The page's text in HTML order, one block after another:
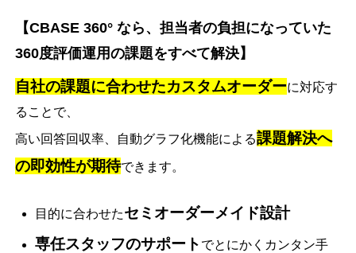
【CBASE 360° なら、担当者の負担になっていた
360度評価運用の課題をすべて解決】
自社の課題に合わせたカスタムオーダーに対応す
ることで、
高い回答回収率、自動グラフ化機能による課題解決へ
の即効性が期待できます。
目的に合わせたセミオーダーメイド設計
専任スタッフのサポート でとにかくカンタン手